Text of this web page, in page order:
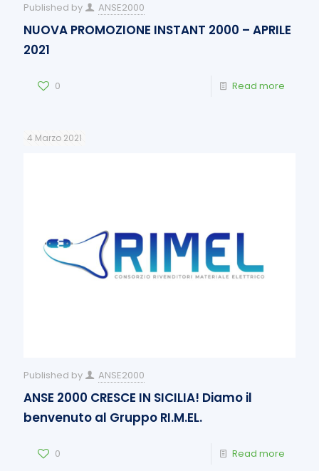
Published by ANSE2000
NUOVA PROMOZIONE INSTANT 2000 – APRILE
2021
0 Read more
4 Marzo 2021
Published by ANSE2000
ANSE 2000 CRESCE IN SICILIA! Diamo il
benvenuto al Gruppo RI.M.EL.
0 Read more